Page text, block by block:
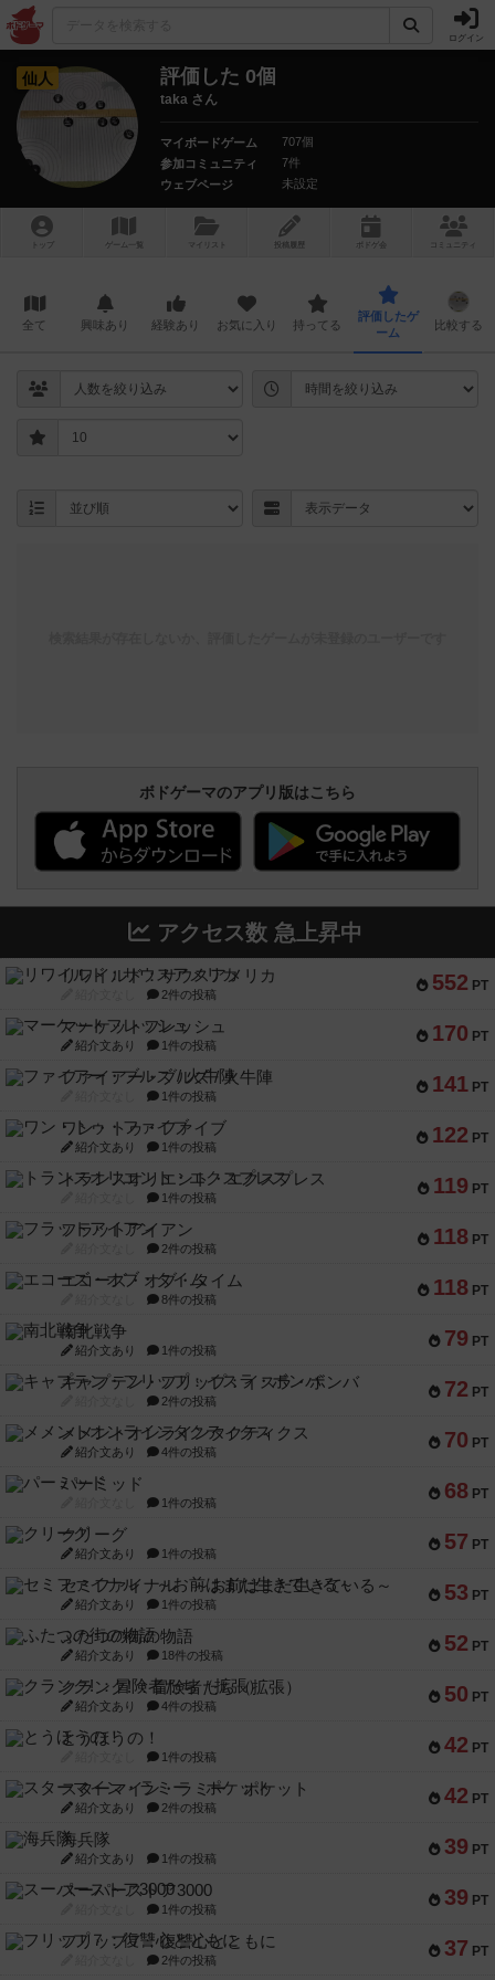
ログイン
仙人 評価した 0個
taka さん
マイボードゲーム
707個
参加コミュニティ
7件
ウェブページ
未設定
トップ ゲーム一覧 マイリスト 投稿履歴 ボ ドゲ コミュニティ
全て 興味あり 経験あり お気に入り 持ってる
評価したゲ
ーム
比較する
ボドゲーマのアプリ版はこちら
アクセス数 急上昇中
552 PT
リワイルド：サウスアメリカ
2件の投稿
170 PT
マーケットフレッシュ
紹介文あり 1件の投稿
141 PT
ファイアー・ブルズ / 火牛陣
1件の投稿
122 PT
ワン・トゥ・ファイブ
紹介文あり 1件の投稿
119 PT
トランスオリエント・エクスプレス
1件の投稿
118 PT
フラットアイアン
2件の投稿
118 PT
エコーズ・オブ・タイム
8件の投稿
79 PT
南北戦争
紹介文あり 1件の投稿
72 PT
キャプテン・フリップ：イスラ・ボンバ
2件の投稿
70 PT
メメントオンラインタクティクス
紹介文あり 4件の投稿
68 PT
パーミッド
1件の投稿
57 PT
クリーグ
紹介文あり 1件の投稿
53 PT
セミファイナル ～お前はまだ生きている～
紹介文あり 1件の投稿
52 PT
ふたつの街の物語
紹介文あり 18件の投稿
50 PT
クランク! ：冒険者たち（拡張）
紹介文あり 4件の投稿
42 PT
とうほうの！
1件の投稿
42 PT
スターマイン・ラミー ポケット
紹介文あり 2件の投稿
39 PT
海兵隊
紹介文あり 1件の投稿
39 PT
スーパーストア3000
1件の投稿
37 PT
フリップ７：復讐心とともに
2件の投稿